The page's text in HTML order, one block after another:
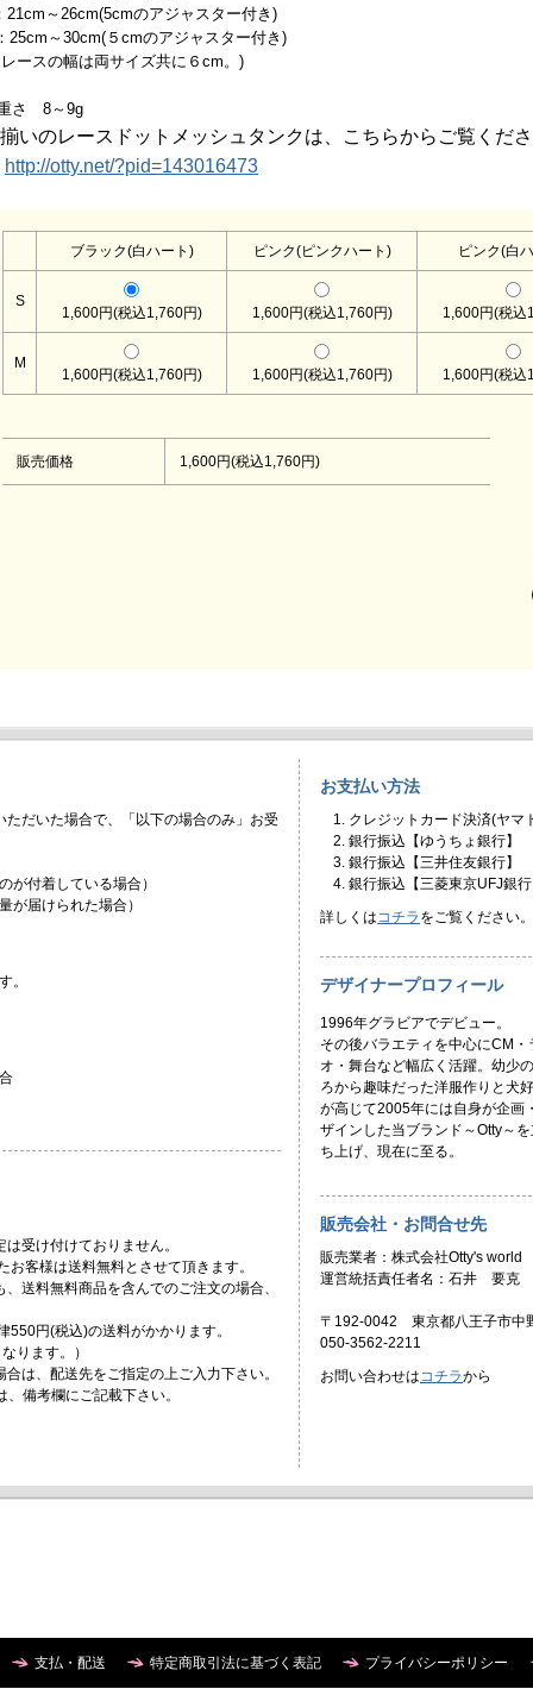
21cm～26cm(5cmのアジャスター付き)
25cm～30cm(５cmのアジャスター付き)
ースの幅は両サイズ共に６cm。)
さ 8～9g
いのレースドットメッシュタンクは、こちらからご覧くださ
http://otty.net/?pid=143016473
ブラック(白ハート) ピンク(ピンクハート) ピンク(白
S
1,600円(税込1,760円) 1,600円(税込1,760円) 1,600円(税込
M
1,600円(税込1,760円) 1,600円(税込1,760円) 1,600円(税込
販売価格 1,600円(税込1,760円)
だいた場合で、「以下の場合のみ」お受
が付着している場合）
が届けられた場合）
。
受け付けておりません。
客様は送料無料とさせて頂きます。
送料無料商品を含んでのご注文の場合、
円(税込)の送料がかかります。
ります。）
は、配送先をご指定の上ご入力下さい。
備考欄にご記載下さい。
お支払い方法
クレジットカード決済(ヤマ
銀行振込【ゆうちょ銀行】
銀行振込【三井住友銀行】
銀行振込【三菱東京UFJ銀行
詳しくは コチラ をご覧ください。
デザイナープロフィール
1996年グラビアでデビュー。
その後バラエティを中心にCM・
オ・舞台など幅広く活躍。幼少
ろから趣味だった洋服作りと犬
が高じて2005年には自身が企画
ザインした当ブランド～Otty～を
ち上げ、現在に至る。
販売会社・お問合せ先
販売業者：株式会社Otty's world
運営統括責任者名：石井 要克
〒192-0042 東京都八王子市中
050-3562-2211
お問い合わせは コチラから
支払・配送 特定商取引法に基づく表記 プライバシーポリシー